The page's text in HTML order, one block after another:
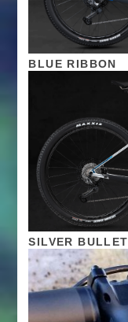
BLUE RIBBON
SILVER BULLET